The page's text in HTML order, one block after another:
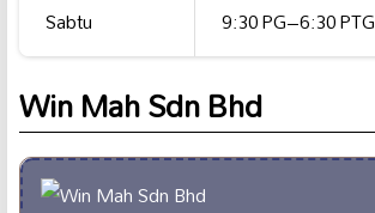
Sabtu
9:30 PG–6:30 PTG
Win Mah Sdn Bhd